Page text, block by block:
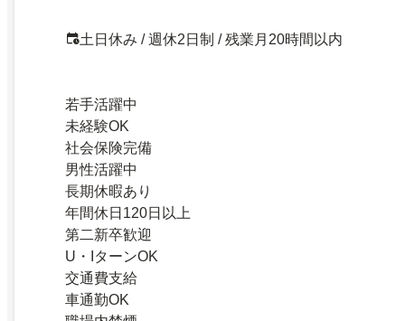
土日休み / 週休2日制 / 残業月20時間以内
若手活躍中
未経験OK
社会保険完備
男性活躍中
長期休暇あり
年間休日120日以上
第二新卒歓迎
U・IターンOK
交通費支給
車通勤OK